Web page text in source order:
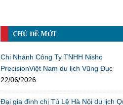
CHỦ ĐỀ MỚI
Chi Nhánh Công Ty TNHH Nisho
PrecisionViệt Nam du lịch Vũng Đục
22/06/2026
Đại gia đình chị Tú Lệ Hà Nội du lịch